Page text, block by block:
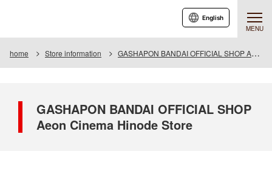
MENU
English
home Store information GASHAPON BANDAI OFFICIAL SHOP Aeon Cinema Hinode Store
GASHAPON BANDAI OFFICIAL SHOP
Aeon Cinema Hinode Store